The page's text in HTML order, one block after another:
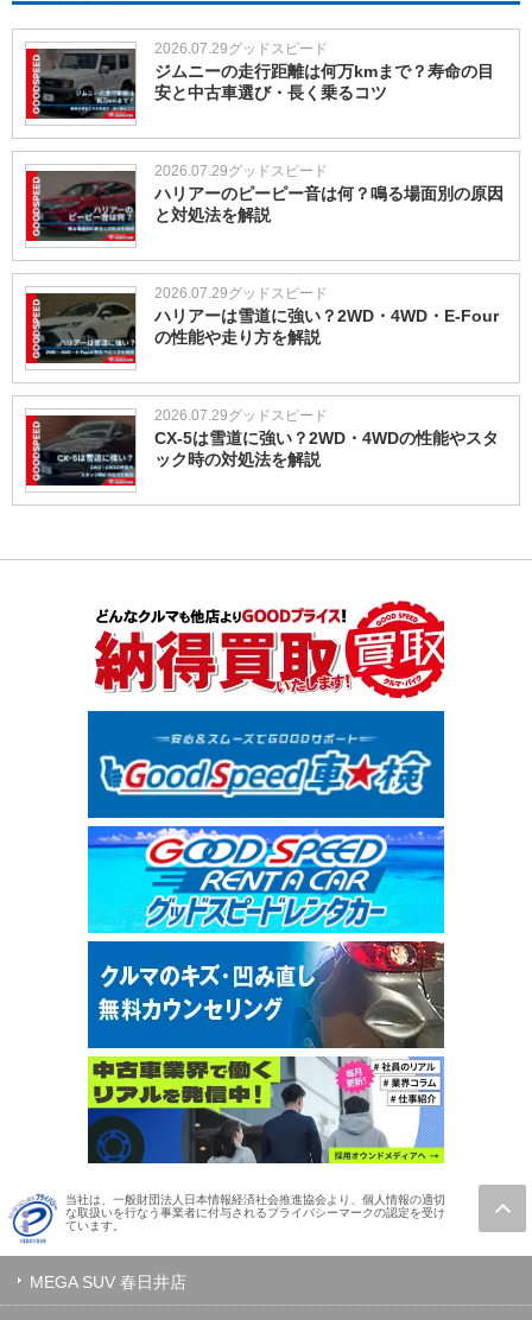
2026.07.29グッドスピード
ジムニーの走行距離は何万kmまで？寿命の目
安と中古車選び・長く乗るコツ
2026.07.29グッドスピード
ハリアーのピーピー音は何？鳴る場面別の原因
と対処法を解説
2026.07.29グッドスピード
ハリアーは雪道に強い？2WD・4WD・E-Four
の性能や走り方を解説
2026.07.29グッドスピード
CX-5は雪道に強い？2WD・4WDの性能やスタ
ック時の対処法を解説
当社は、一般財団法人日本情報経済社会推進協会より、個人情報の適切
な取扱いを行なう事業者に付与されるプライバシーマークの認定を受け
ています。
MEGA SUV 春日井店